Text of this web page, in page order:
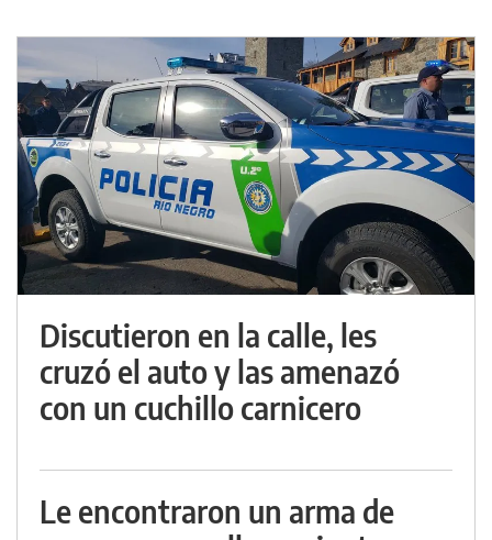
Discutieron en la calle, les
cruzó el auto y las amenazó
con un cuchillo carnicero
Le encontraron un arma de